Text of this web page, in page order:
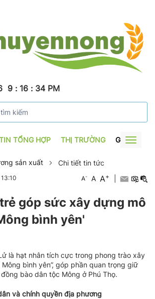
9 : 16 : 34 PM
TỔNG HỢP THỊ TRƯỜNG GƯƠNG
Toggle
sản xuất Chi tiết tin tức
13:10 A- A A+
góp sức xây dựng mô
bình yên'
là hạt nhân tích cực trong phong trào xây
Mông bình yên”, góp phần quan trọng giữ
bào dân tộc Mông ở Phú Thọ.
và chính quyền địa phương